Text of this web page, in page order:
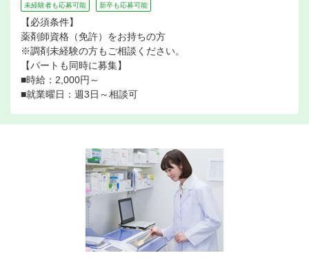
未経験者も応募可能 新卒も応募可能
【必須条件】
薬剤師資格（免許）をお持ちの方
※調剤未経験の方もご相談ください。
【パートも同時に募集】
■時給：2,000円～
■就業曜日：週3日～相談可